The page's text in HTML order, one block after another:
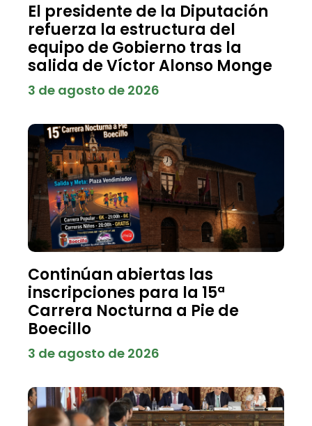
El presidente de la Diputación
refuerza la estructura del
equipo de Gobierno tras la
salida de Víctor Alonso Monge
3 de agosto de 2026
Continúan abiertas las
inscripciones para la 15ª
Carrera Nocturna a Pie de
Boecillo
3 de agosto de 2026